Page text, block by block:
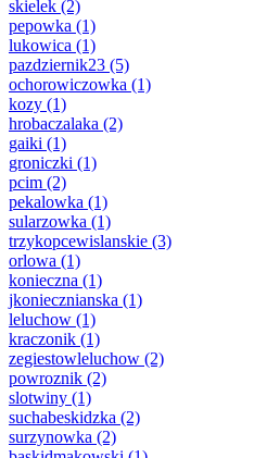
skielek (2)
pepowka (1)
lukowica (1)
pazdziernik23 (5)
ochorowiczowka (1)
kozy (1)
hrobaczalaka (2)
gaiki (1)
groniczki (1)
pcim (2)
pekalowka (1)
sularzowka (1)
trzykopcewislanskie (3)
orlowa (1)
konieczna (1)
jkoniecznianska (1)
leluchow (1)
kraczonik (1)
zegiestowleluchow (2)
powroznik (2)
slotwiny (1)
suchabeskidzka (2)
surzynowka (2)